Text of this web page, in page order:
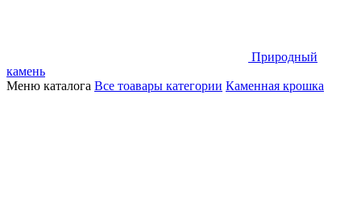
Природный
камень
Меню каталога Все тоавары категории Каменная крошка